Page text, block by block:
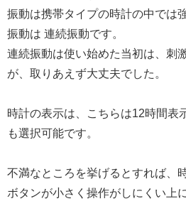
振動は携帯タイプの時計の中では
振動は 連続振動です。
連続振動は使い始めた当初は、刺
が、取りあえず大丈夫でした。
時計の表示は、こちらは12時間表
も選択可能です。
不満なところを挙げるとすれば、
ボタンが小さく操作がしにくい上